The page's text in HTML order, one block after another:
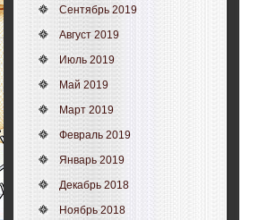
Сентябрь 2019
Август 2019
Июль 2019
Май 2019
Март 2019
Февраль 2019
Январь 2019
Декабрь 2018
Ноябрь 2018